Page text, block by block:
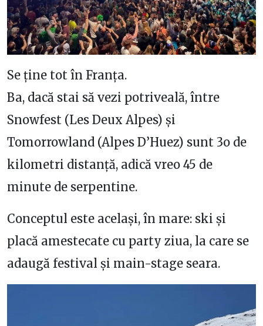
Se ține tot în Franța.
Ba, dacă stai să vezi potriveală, între
Snowfest (Les Deux Alpes) și
Tomorrowland (Alpes D’Huez) sunt 3o de
kilometri distanță, adică vreo 45 de
minute de serpentine.
Conceptul este același, în mare: ski și
placă amestecate cu party ziua, la care se
adaugă festival și main-stage seara.